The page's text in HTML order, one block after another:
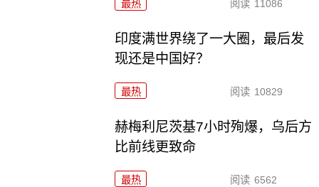
最热 阅读 11086
印度满世界绕了一大圈，最后发
现还是中国好？
最热 阅读 10829
赫梅利尼茨基7小时殉爆，乌后方
比前线更致命
最热 阅读 6562